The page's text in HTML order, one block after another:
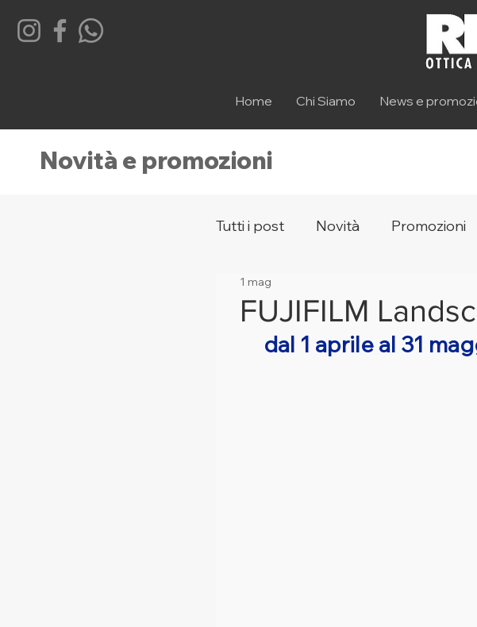
Home Chi Siamo News e
Tutti i post Novità Promozioni
Occhiali Vintage
FUJIFILM
1 mag
dal 1 aprile al 31
Novità e promozioni